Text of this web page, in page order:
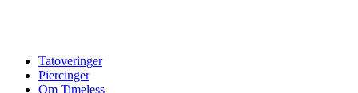
Tatoveringer
Piercinger
Om Timeless